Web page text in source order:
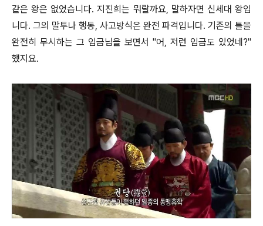
같은 왕은 없었습니다. 지진희는 뭐랄까요, 말하자면 신세대 왕입
니다. 그의 말투나 행동, 사고방식은 완전 파격입니다. 기존의 틀을
완전히 무시하는 그 임금님을 보면서 "어, 저런 임금도 있었네?"
했지요.